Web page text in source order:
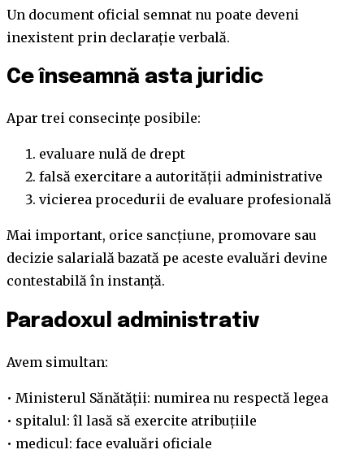
Un document oficial semnat nu poate deveni
inexistent prin declarație verbală.
Ce înseamnă asta juridic
Apar trei consecințe posibile:
evaluare nulă de drept
falsă exercitare a autorității administrative
vicierea procedurii de evaluare profesională
Mai important, orice sancțiune, promovare sau
decizie salarială bazată pe aceste evaluări devine
contestabilă în instanță.
Paradoxul administrativ
Avem simultan:
• Ministerul Sănătății: numirea nu respectă legea
• spitalul: îl lasă să exercite atribuțiile
• medicul: face evaluări oficiale